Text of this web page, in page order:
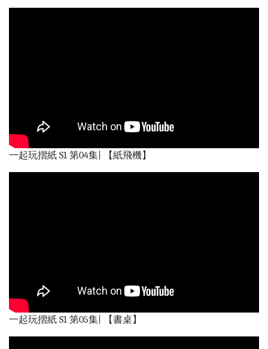
一起玩摺紙 S1 第04集| 【紙飛機】
一起玩摺紙 S1 第05集| 【書桌】